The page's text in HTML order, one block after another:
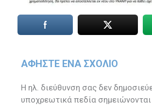
ΑΦΉΣΤΕ ΈΝΑ ΣΧΌΛΙΟ
Η ηλ. διεύθυνση σας δεν
υποχρεωτικά πεδία